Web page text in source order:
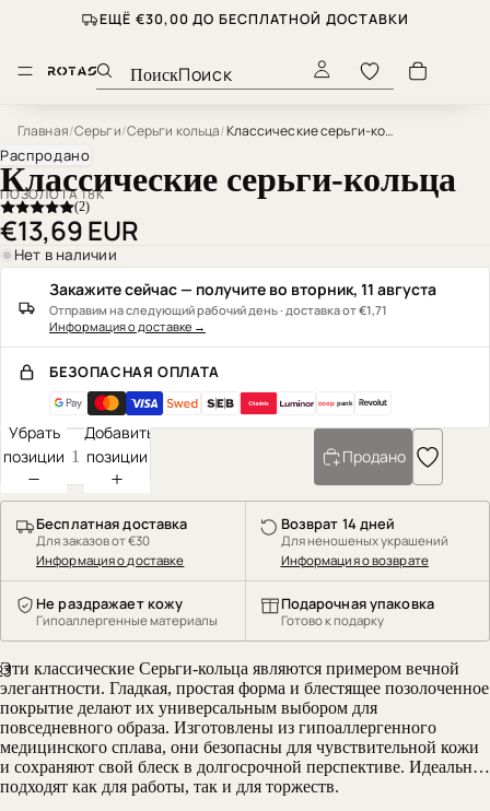
ЕЩЁ €30,00 ДО БЕСПЛАТНОЙ ДОСТАВКИ
Поиск
Главная/Серьги/Серьги кольца/ Классические серьги-кольца
3
Распродано
Классические серьги-кольца
ПОЗОЛОТА 18К
(2)
€13,69 EUR
Нет в наличии
Закажите сейчас — получите во вторник, 11 августа
Отправим на следующий рабочий день · доставка от €1,71
Информация о доставке →
БЕЗОПАСНАЯ ОПЛАТА
cooppank
Убрать
позиции
Добавить
позиции
Продано
Бесплатная доставка
Для заказов от €30
Информация о доставке
Возврат 14 дней
Для неношеных украшений
Информация о возврате
Не раздражает кожу
Гипоаллергенные материалы
Подарочная упаковка
Готово к подарку
Эти классические Серьги-кольца являются примером вечной
элегантности. Гладкая, простая форма и блестящее позолоченное
покрытие делают их универсальным выбором для
повседневного образа. Изготовлены из гипоаллергенного
медицинского сплава, они безопасны для чувствительной кожи
и сохраняют свой блеск в долгосрочной перспективе. Идеально
подходят как для работы, так и для торжеств.